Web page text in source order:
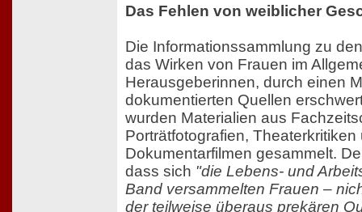
Das Fehlen von weiblicher
Die Informationssammlung zu
das Wirken von Frauen im
Herausgeberinnen, durch einen
dokumentierten Quellen
wurden Materialien aus
Porträtfotografien, Theaterkritiken
Dokumentarfilmen gesammelt.
dass sich "die Lebens- und
Band versammelten Frauen –
der teilweise überaus prekären